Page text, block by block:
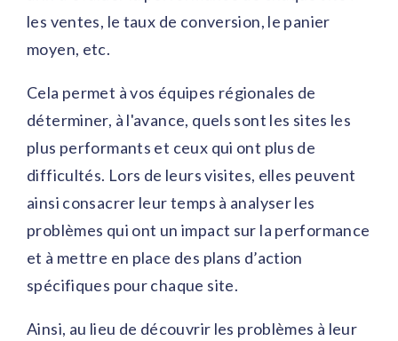
les ventes, le taux de conversion, le panier
moyen, etc.
Cela permet à vos équipes régionales de
déterminer, à l'avance, quels sont les sites les
plus performants et ceux qui ont plus de
difficultés. Lors de leurs visites, elles peuvent
ainsi consacrer leur temps à analyser les
problèmes qui ont un impact sur la performance
et à mettre en place des plans d’action
spécifiques pour chaque site.
Ainsi, au lieu de découvrir les problèmes à leur